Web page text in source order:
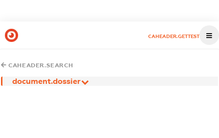
CAHEADER.GETTEST
CAHEADER.SEARCH
document.dossier